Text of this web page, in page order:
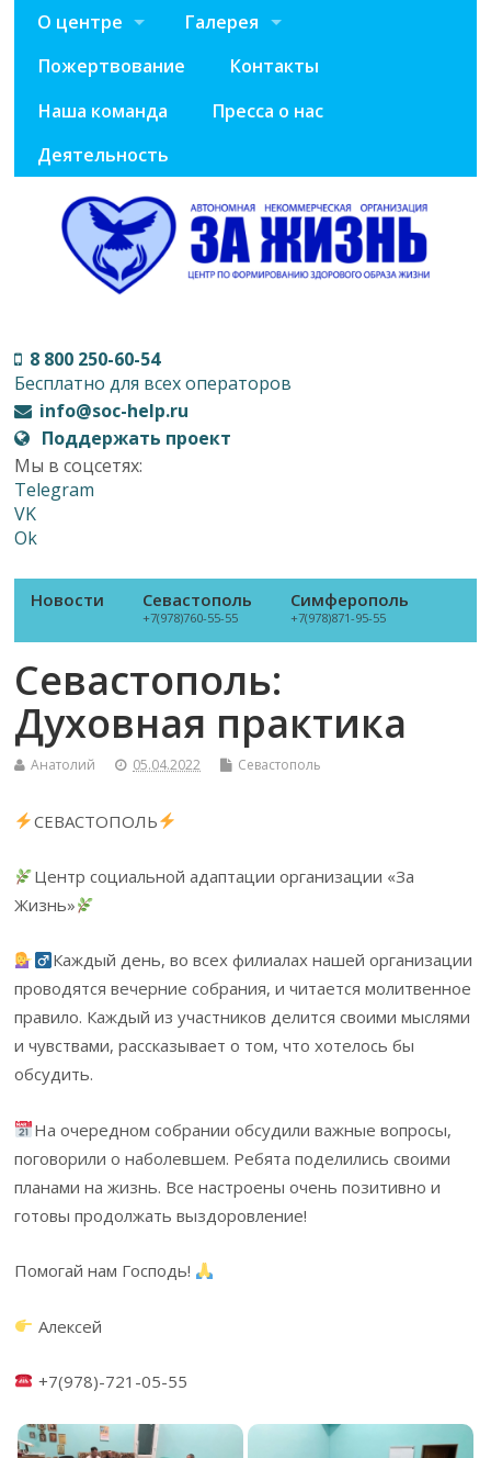
О центре
Галерея
Пожертвование
Контакты
Наша команда
Пресса о нас
Деятельность
8 800 250-60-54
Бесплатно для всех операторов
info@soc-help.ru
Поддержать проект
Мы в соцсетях:
Telegram
VK
Ok
Новости Севастополь
+7(978)760-55-55
Симферополь
+7(978)871-95-55
Севастополь:
Духовная практика
Анатолий 05.04.2022 Севастополь
СЕВАСТОПОЛЬ
Центр социальной адаптации организации «За
Жизнь»
Каждый день, во всех филиалах нашей организации
проводятся вечерние собрания, и читается молитвенное
правило. Каждый из участников делится своими мыслями
и чувствами, рассказывает о том, что хотелось бы
обсудить.
На очередном собрании обсудили важные вопросы,
поговорили о наболевшем. Ребята поделились своими
планами на жизнь. Все настроены очень позитивно и
готовы продолжать выздоровление!
Помогай нам Господь!
Алексей
+7(978)-721-05-55